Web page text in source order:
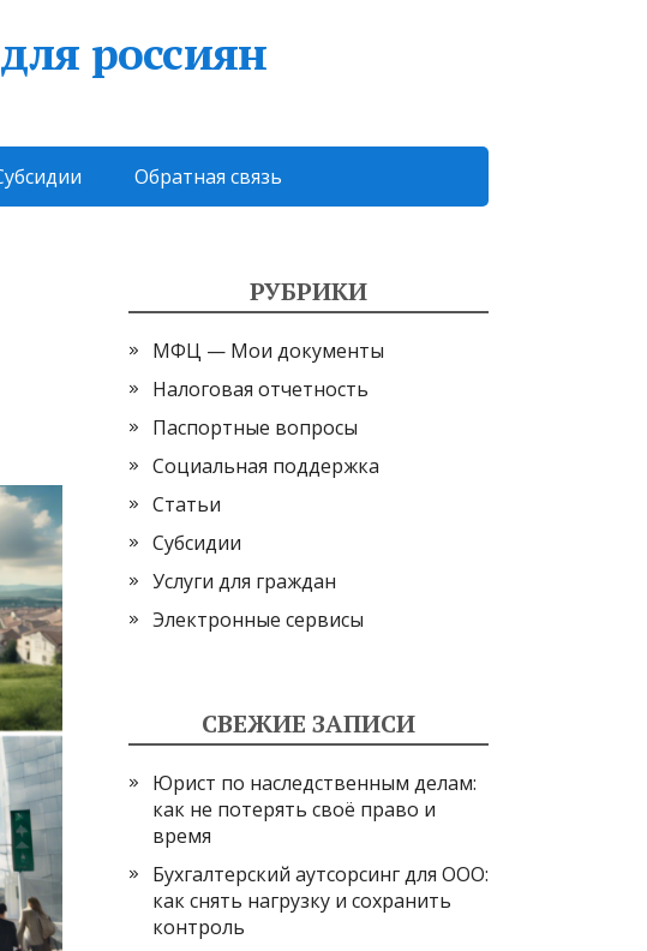
россиян
Обратная связь
РУБРИКИ
МФЦ — Мои документы
Налоговая отчетность
Паспортные вопросы
Социальная поддержка
Статьи
Субсидии
Услуги для граждан
Электронные сервисы
СВЕЖИЕ ЗАПИСИ
Юрист по наследственным делам:
как не потерять своё право и
время
Бухгалтерский аутсорсинг для ООО:
как снять нагрузку и сохранить
контроль